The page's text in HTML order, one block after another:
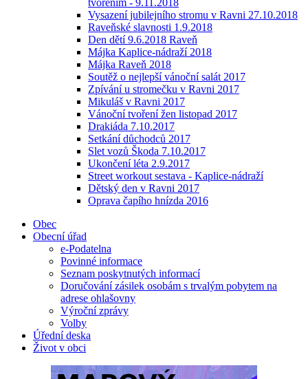
tvořením - 9.11.2018
Vysazení jubilejního stromu v Ravni 27.10.2018
Raveňské slavnosti 1.9.2018
Den dětí 9.6.2018 Raveň
Májka Kaplice-nádraží 2018
Májka Raveň 2018
Soutěž o nejlepší vánoční salát 2017
Zpívání u stromečku v Ravni 2017
Mikuláš v Ravni 2017
Vánoční tvoření žen listopad 2017
Drakiáda 7.10.2017
Setkání důchodců 2017
Slet vozů Škoda 7.10.2017
Ukončení léta 2.9.2017
Street workout sestava - Kaplice-nádraží
Dětský den v Ravni 2017
Oprava čapího hnízda 2016
Obec
Obecní úřad
e-Podatelna
Povinné informace
Seznam poskytnutých informací
Doručování zásilek osobám s trvalým pobytem na
adrese ohlašovny
Výroční zprávy
Volby
Úřední deska
Život v obci